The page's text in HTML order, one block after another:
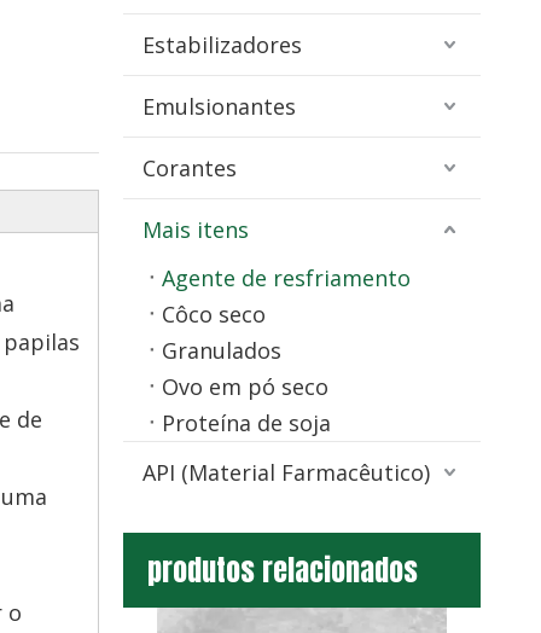
de
o
Estabilizadores
Emulsionantes
Corantes
Mais itens
Agente de resfriamento
Côco seco
Granulados
Ovo em pó seco
Proteína de soja
API (Material Farmacêutico)
produtos relacionados